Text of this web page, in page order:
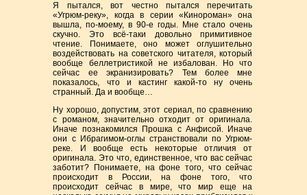
Я пытался, вот честно пытался перечитать
«Угрюм-реку», когда в серии «Кинороман» она
вышла, по-моему, в 90-е годы. Мне стало очень
скучно. Это всё-таки довольно примитивное
чтение. Понимаете, оно может оглушительно
воздействовать на советского читателя, который
вообще беллетристикой не избалован. Но что
сейчас ее экранизировать? Тем более мне
показалось, что и кастинг какой-то ну очень
странный. Да и вообще…
Ну хорошо, допустим, этот сериал, по сравнению
с романом, значительно отходит от оригинала.
Иначе познакомился Прошка с Анфисой. Иначе
они с Ибрагимом-оглы странствовали по Угрюм-
реке. И вообще есть некоторые отличия от
оригинала. Это что, единственное, что вас сейчас
заботит? Понимаете, на фоне того, что сейчас
происходит в России, на фоне того, что
происходит сейчас в мире, что мир еще на